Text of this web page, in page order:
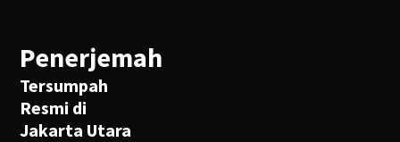
Penerjemah
Tersumpah
Resmi di
Jakarta Utara